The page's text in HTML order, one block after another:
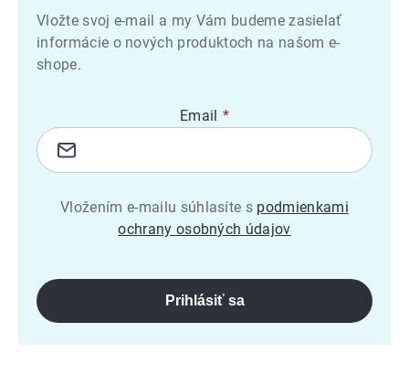
Vložte svoj e-mail a my Vám budeme zasielať
informácie o nových produktoch na našom e-
shope.
Email
Vložením e-mailu súhlasíte s podmienkami
ochrany osobných údajov
Prihlásiť sa